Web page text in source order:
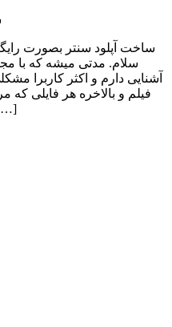
ساخت آپلود سنتر بصورت
سلام. مدتی میشه که با
آشنایی دارم و اکثر کاربرا
فیلم و بالاخره هر فایلی
زیادی از سایت های پیکو